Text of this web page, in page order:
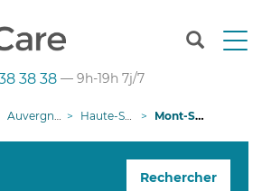
T
n
38 38 — 9h-19h 7j/7
Auvergne-Rhône-Alpes Haute-Savoie Mont-Saxonnex
Rechercher